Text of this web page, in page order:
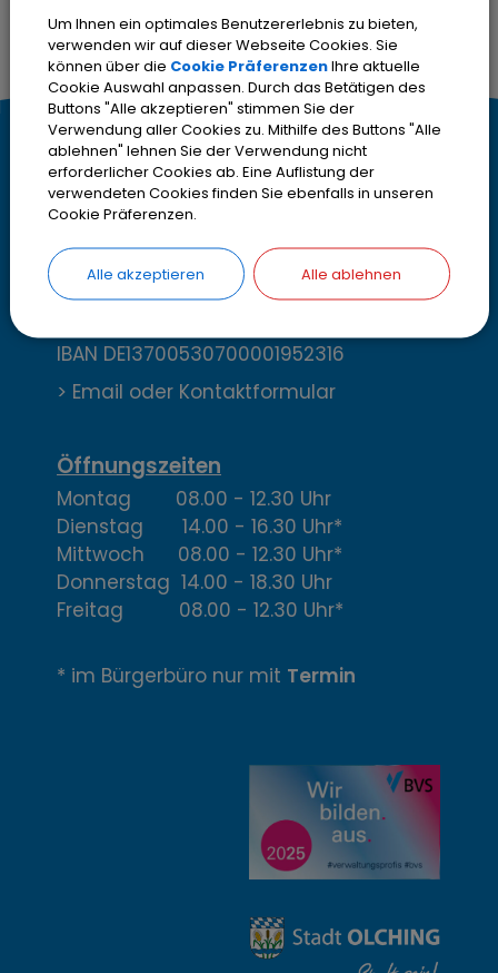
Bürgerbüro vorbei zu kommen.
K
o
n
t
a
k
,
Ö
f
f
n
u
Kontakt
Stadt Olching
Rebhuhnstr. 18
82140 Olching
Telefon
08142 200-2000
IBAN DE13700530700001952316
> Email oder Kontaktformular
Öffnungszeiten
Montag 08.00 - 12.30 Uhr
Dienstag 14.00 - 16.30 Uhr*
Mittwoch 08.00 - 12.30 Uhr*
Donnerstag 14.00 - 18.30 Uhr
Freitag 08.00 - 12.30 Uhr*
* im Bürgerbüro nur mit Termin
Um Ihnen ein optimales Benutzererlebnis zu bieten,
verwenden wir auf dieser Webseite Cookies. Sie
können über die Cookie PräferenzenIhre aktuelle
Cookie Auswahl anpassen. Durch das Betätigen des
Buttons "Alle akzeptieren" stimmen Sie der
Verwendung aller Cookies zu. Mithilfe des Buttons "Alle
ablehnen" lehnen Sie der Verwendung nicht
erforderlicher Cookies ab. Eine Auflistung der
verwendeten Cookies finden Sie ebenfalls in unseren
Cookie Präferenzen.
Alle akzeptieren Alle ablehnen